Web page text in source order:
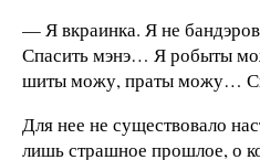
— Я вкраинка. Я не
Спасить мэнэ… Я робыты
шиты можу, праты можу…
Для нее не существовало
лишь страшное прошлое, о